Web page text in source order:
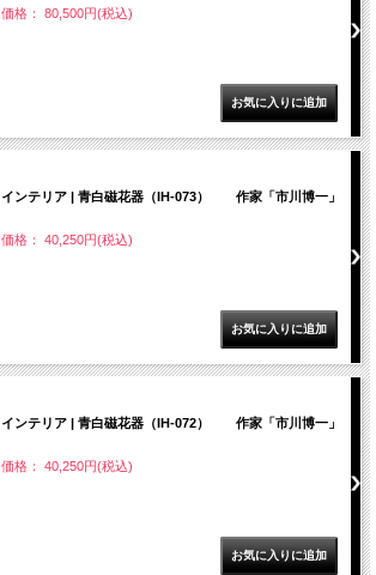
価格： 80,500円(税込)
インテリア | 青白磁花器（IH-073） 作家「市川博一」
価格： 40,250円(税込)
インテリア | 青白磁花器（IH-072） 作家「市川博一」
価格： 40,250円(税込)